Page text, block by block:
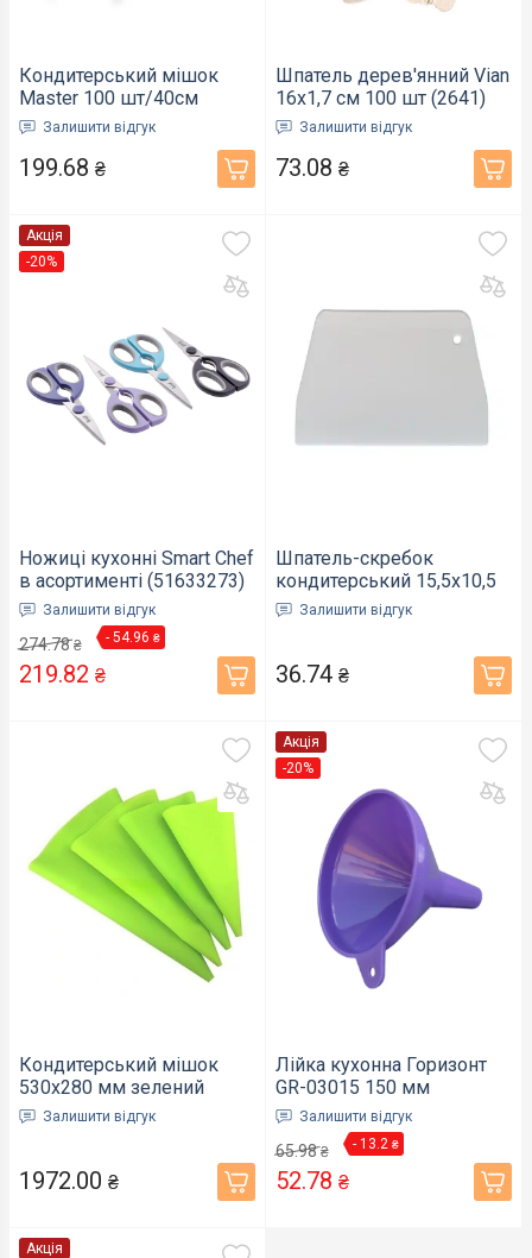
Кондитерський мішок
Master 100 шт/40см
(ММ-816-1)
Залишити відгук
199.68 ₴
Шпатель дерев'янний Vian
16х1,7 cм 100 шт (2641)
Залишити відгук
73.08 ₴
Акція
-20%
Ножиці кухонні Smart Chef
в асортименті (51633273)
Залишити відгук
274.78 ₴ - 54.96 ₴
219.82 ₴
Шпатель-скребок
кондитерський 15,5х10,5
см (8148)
Залишити відгук
36.74 ₴
Кондитерський мішок
530х280 мм зелений
100шт/уп (000859)
Залишити відгук
1972.00 ₴
Акція
-20%
Лійка кухонна Горизонт
GR-03015 150 мм
(гор-03015)
Залишити відгук
65.98 ₴ - 13.2 ₴
52.78 ₴
Акція